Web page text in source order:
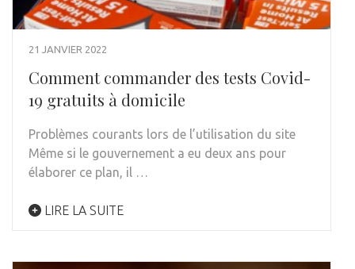
21 JANVIER 2022
Comment commander des tests Covid-
19 gratuits à domicile
Problèmes courants lors de l’utilisation du site
Même si le gouvernement a eu deux ans pour
élaborer ce plan, il …
LIRE LA SUITE